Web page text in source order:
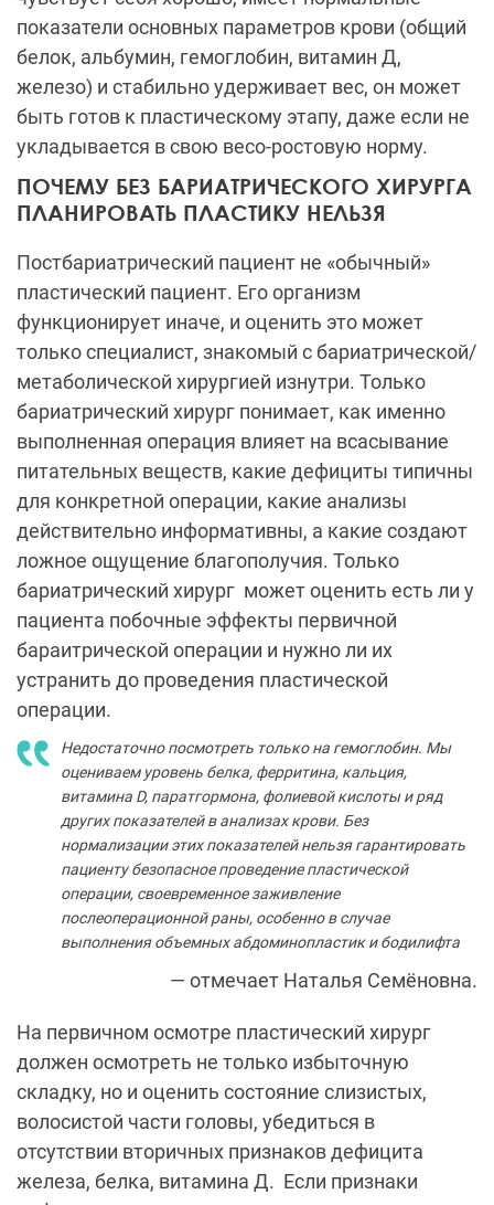
показатели основных параметров крови (общий
белок, альбумин, гемоглобин, витамин Д,
железо) и стабильно удерживает вес, он может
быть готов к пластическому этапу, даже если не
укладывается в свою весо-ростовую норму.
ПОЧЕМУ БЕЗ БАРИАТРИЧЕСКОГО ХИРУРГА
ПЛАНИРОВАТЬ ПЛАСТИКУ НЕЛЬЗЯ
Постбариатрический пациент не «обычный»
пластический пациент. Его организм
функционирует иначе, и оценить это может
только специалист, знакомый с бариатрической/
метаболической хирургией изнутри. Только
бариатрический хирург понимает, как именно
выполненная операция влияет на всасывание
питательных веществ, какие дефициты типичны
для конкретной операции, какие анализы
действительно информативны, а какие создают
ложное ощущение благополучия. Только
бариатрический хирург может оценить есть ли у
пациента побочные эффекты первичной
бараитрической операции и нужно ли их
устранить до проведения пластической
операции.
Недостаточно посмотреть только на гемоглобин. Мы
оцениваем уровень белка, ферритина, кальция,
витамина D, паратгормона, фолиевой кислоты и ряд
других показателей в анализах крови. Без
нормализации этих показателей нельзя гарантировать
пациенту безопасное проведение пластической
операции, своевременное заживление
послеоперационной раны, особенно в случае
выполнения объемных абдоминопластик и бодилифта
— отмечает Наталья Семёновна.
На первичном осмотре пластический хирург
должен осмотреть не только избыточную
складку, но и оценить состояние слизистых,
волосистой части головы, убедиться в
отсутствии вторичных признаков дефицита
железа, белка, витамина Д. Если признаки